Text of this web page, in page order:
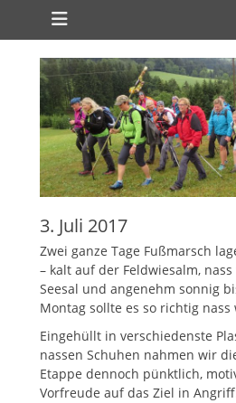
Primäres Menü
Zum
Inhalt
3. Juli 2017
Zwei ganze Tage Fußmarsch
– kalt auf der Feldwiesalm,
Seesal und angenehm sonnig
Montag sollte es so richtig nass
Eingehüllt in verschiedenste
nassen Schuhen nahmen wir
Etappe dennoch pünktlich,
Vorfreude auf das Ziel in